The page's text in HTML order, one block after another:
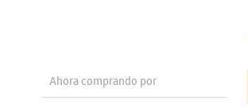
Ahora comprando por